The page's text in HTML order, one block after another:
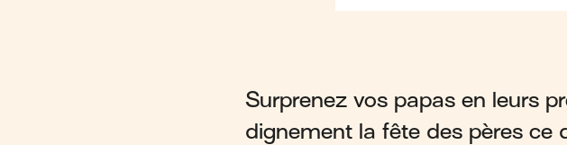
Surprenez vos papas en leurs
dignement la fête des pères ce